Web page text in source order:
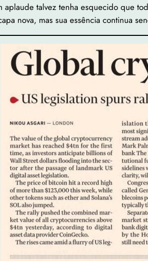
aplaude talvez tenha esquecido que
nova, mas sua essência continua